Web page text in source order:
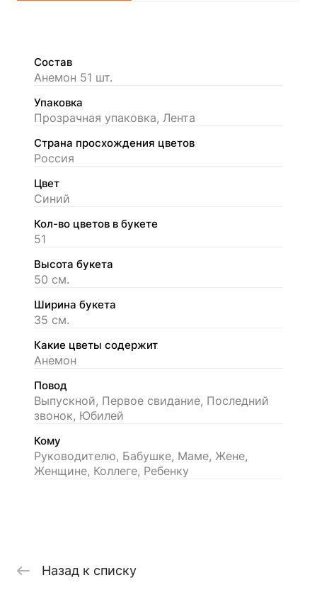
Состав
Анемон 51 шт.
Упаковка
Прозрачная упаковка, Лента
Страна просхождения цветов
Россия
Цвет
Синий
Кол-во цветов в букете
51
Высота букета
50 см.
Ширина букета
35 см.
Какие цветы содержит
Анемон
Повод
Выпускной, Первое свидание, Последний
звонок, Юбилей
Кому
Руководителю, Бабушке, Маме, Жене,
Женщине, Коллеге, Ребенку
Назад к списку